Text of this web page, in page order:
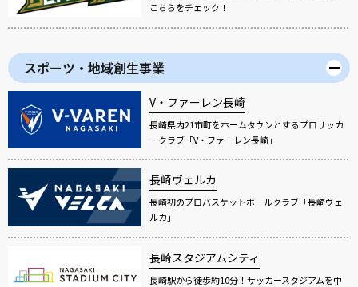
こちらをチェック！
スポーツ・地域創生事業
V・ファーレン長崎
長崎県内21市町をホームタウンとするプロサッカ
ークラブ「V・ファーレン長崎」
長崎ヴェルカ
長崎初のプロバスケットボールクラブ「長崎ヴェ
ルカ」
長崎スタジアムシティ
長崎駅から徒歩約10分！サッカースタジアムを中